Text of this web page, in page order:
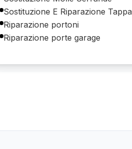
Sostituzione E Riparazione
Riparazione portoni
Riparazione porte garage